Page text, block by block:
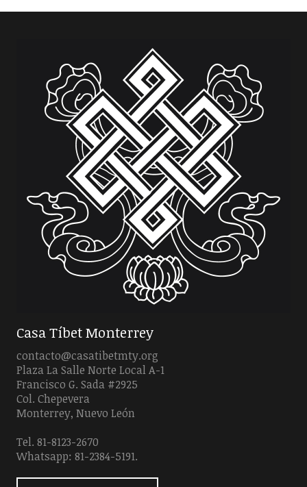
Casa Tíbet Monterrey
contacto@casatibetmty.org
Plaza La Salle Norte Local A-1
Francisco G. Sada #2925
Col. Chepevera
Monterrey, Nuevo León
Tel. 81-8123-2670
Whatsapp: 81-2384-5191.